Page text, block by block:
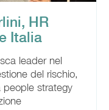
HR
Italia
leader nel
del rischio,
people strategy